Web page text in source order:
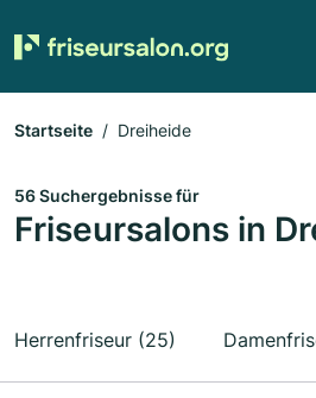
Startseite Dreiheide
56 Suchergebnisse für
Friseursalons in
Herrenfriseur (25)